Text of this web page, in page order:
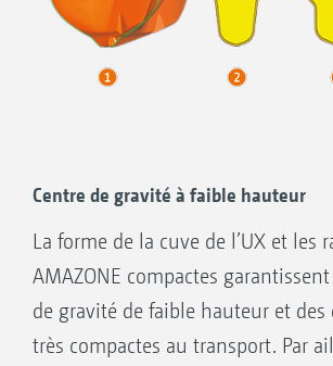
Centre de gravité à faible hauteur
La forme de la cuve de l’UX et les
AMAZONE compactes
de gravité de faible hauteur et
très compactes au transport. Par